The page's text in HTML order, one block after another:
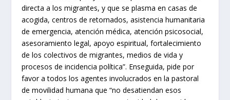
directa a los migrantes, y que se plasma en casas de
acogida, centros de retornados, asistencia humanitaria
de emergencia, atención médica, atención psicosocial,
asesoramiento legal, apoyo espiritual, fortalecimiento
de los colectivos de migrantes, medios de vida y
procesos de incidencia política”. Enseguida, pide por
favor a todos los agentes involucrados en la pastoral
de movilidad humana que “no desatiendan esos